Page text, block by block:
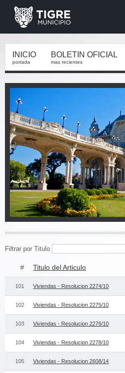
INICIO
portada
BOLETIN OFICIAL
mas recientes
Filtrar por Titulo
# Titulo del Articulo
101 Viviendas - Resolucion 2274/10
102 Viviendas - Resolucion 2275/10
103 Viviendas - Resolucion 2276/10
104 Viviendas - Resolucion 2278/10
105 Viviendas - Resolucion 2608/14